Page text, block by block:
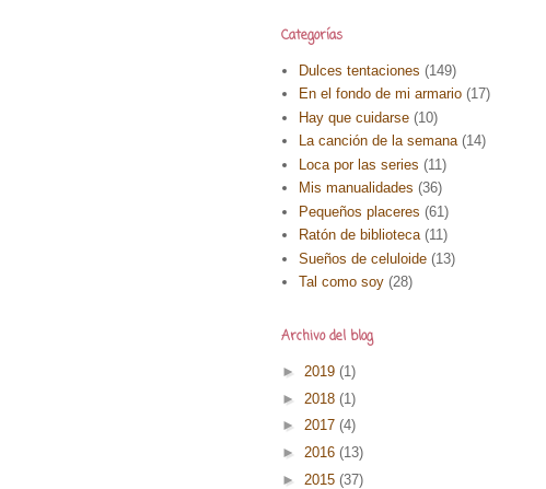
Categorías
Dulces tentaciones (149)
En el fondo de mi armario (17)
Hay que cuidarse (10)
La canción de la semana (14)
Loca por las series (11)
Mis manualidades (36)
Pequeños placeres (61)
Ratón de biblioteca (11)
Sueños de celuloide (13)
Tal como soy (28)
Archivo del blog
► 2019 (1)
► 2018 (1)
► 2017 (4)
► 2016 (13)
► 2015 (37)